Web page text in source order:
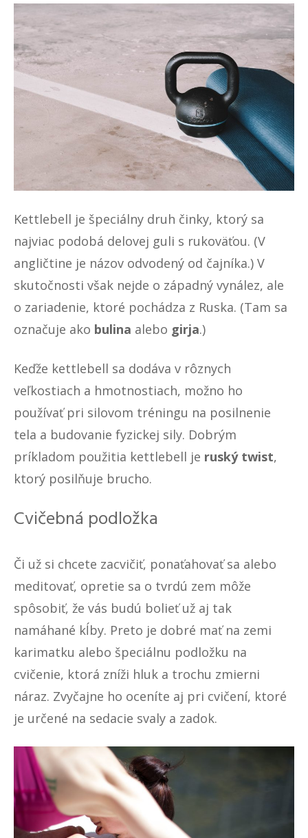
Kettlebell je špeciálny druh činky, ktorý sa
najviac podobá delovej guli s rukoväťou. (V
angličtine je názov odvodený od čajníka.) V
skutočnosti však nejde o západný vynález, ale
o zariadenie, ktoré pochádza z Ruska. (Tam sa
označuje ako bulina alebo girja.)
Keďže kettlebell sa dodáva v rôznych
veľkostiach a hmotnostiach, možno ho
používať pri silovom tréningu na posilnenie
tela a budovanie fyzickej sily. Dobrým
príkladom použitia kettlebell je ruský twist,
ktorý posilňuje brucho.
Cvičebná podložka
Či už si chcete zacvičiť, ponaťahovať sa alebo
meditovať, opretie sa o tvrdú zem môže
spôsobiť, že vás budú bolieť už aj tak
namáhané kĺby. Preto je dobré mať na zemi
karimatku alebo špeciálnu podložku na
cvičenie, ktorá zníži hluk a trochu zmierni
náraz. Zvyčajne ho oceníte aj pri cvičení, ktoré
je určené na sedacie svaly a zadok.